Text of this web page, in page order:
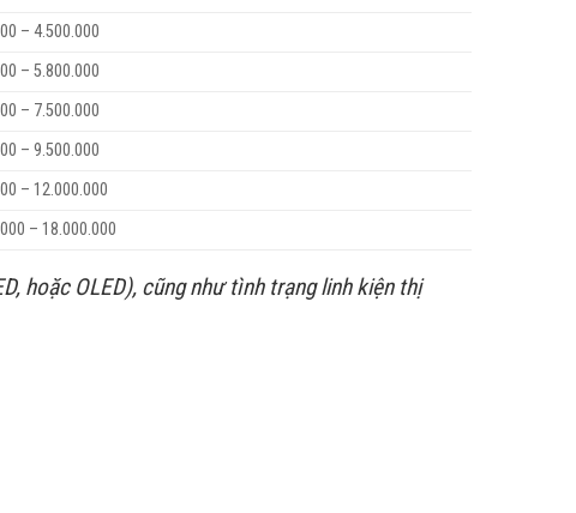
– 4.500.000
– 5.800.000
– 7.500.000
– 9.500.000
– 12.000.000
– 18.000.000
hoặc OLED), cũng như tình trạng linh kiện thị